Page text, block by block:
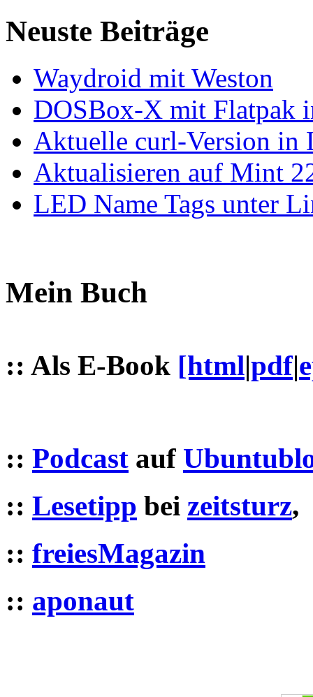
Neuste Beiträge
Waydroid mit Weston
DOSBox-X mit Flatpak
Aktuelle curl-Version in
Aktualisieren auf Mint
LED Name Tags unter
Mein Buch
:: Als E-Book [html|pdf|
:: Podcast auf
:: Lesetipp bei zeitsturz,
:: freiesMagazin
:: aponaut